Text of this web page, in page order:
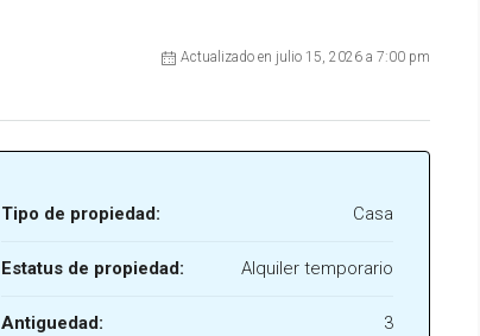
Actualizado en julio 15, 2026 a 7:00 pm
Tipo de propiedad: Casa
Estatus de propiedad: Alquiler temporario
Antiguedad: 3